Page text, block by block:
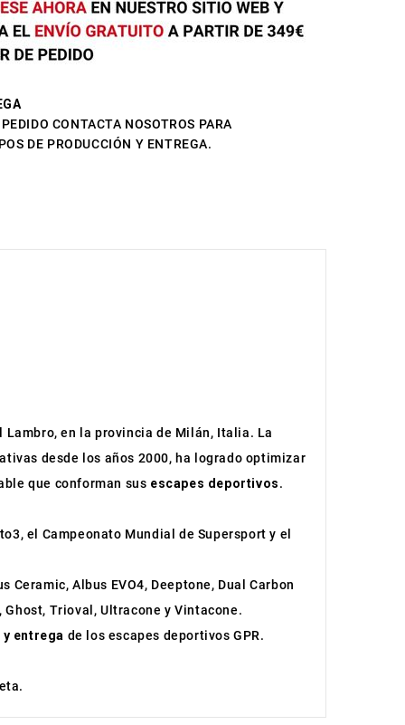
CONTACTA NOSOTROS PARA
DE PRODUCCIÓN Y ENTREGA.
en la provincia de Milán, Italia. La
desde los años 2000, ha logrado optimizar
que conforman sus escapes deportivos.
el Campeonato Mundial de Supersport y el
Ceramic, Albus EVO4, Deeptone, Dual Carbon
Ghost, Trioval, Ultracone y Vintacone.
entrega de los escapes deportivos GPR.